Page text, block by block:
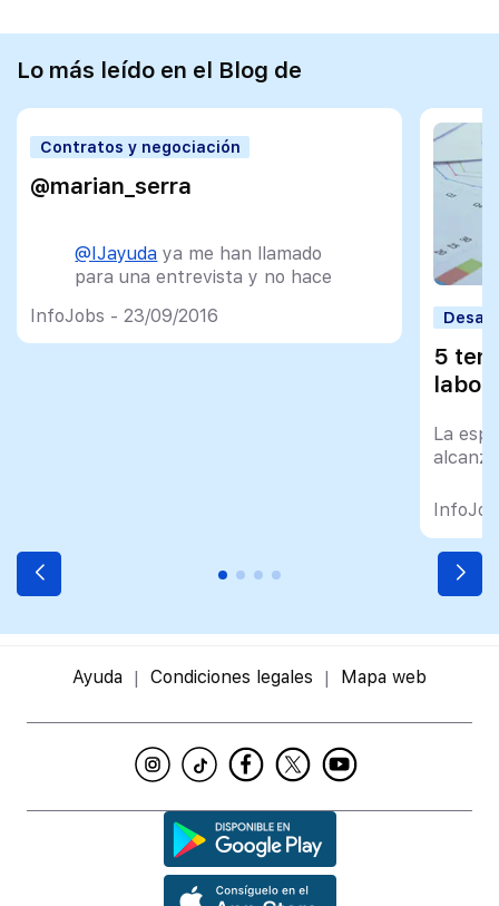
Lo más leído en el Blog de
Contratos y negociación
@marian_serra
@IJayuda ya me han llamado
para una entrevista y no hace
Gracias@InfoJobs
InfoJobs - 23/09/2016
5
La
Ayuda Condiciones legales Mapa web